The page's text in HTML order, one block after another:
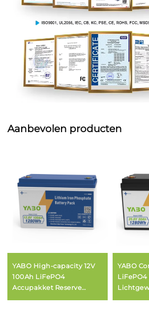
Aanbevolen producten
YABO High-capacity 12V
100Ah LiFePO4
Accupakket Reserve
Onderbrekingsvrije
YABO